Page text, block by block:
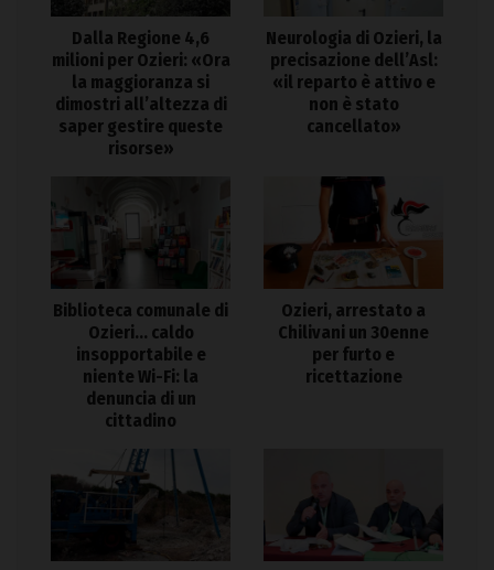
Dalla Regione 4,6
milioni per Ozieri: «Ora
la maggioranza si
dimostri all’altezza di
saper gestire queste
risorse»
Neurologia di Ozieri, la
precisazione dell’Asl:
«il reparto è attivo e
non è stato
cancellato»
Biblioteca comunale di
Ozieri… caldo
insopportabile e
niente Wi-Fi: la
denuncia di un
cittadino
Ozieri, arrestato a
Chilivani un 30enne
per furto e
ricettazione